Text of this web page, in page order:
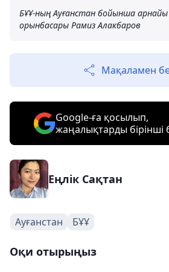
БҰҰ-ның Ауғанстан бойынша арнайы
орынбасары Рамиз Алакбаров
Мақаламен
Google-ға қосылып,
жаңалықтарды
Еңлік Сақтан
Ауғанстан БҰҰ
Оқи отырыңыз